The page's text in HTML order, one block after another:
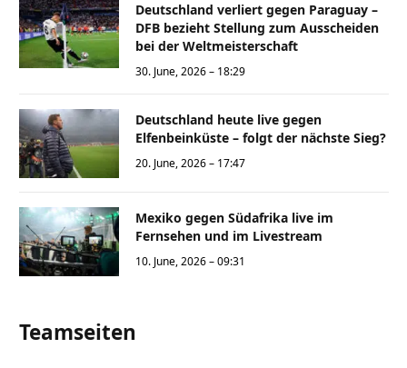
Deutschland verliert gegen Paraguay –
DFB bezieht Stellung zum Ausscheiden
bei der Weltmeisterschaft
30. June, 2026 – 18:29
Deutschland heute live gegen
Elfenbeinküste – folgt der nächste Sieg?
20. June, 2026 – 17:47
Mexiko gegen Südafrika live im
Fernsehen und im Livestream
10. June, 2026 – 09:31
Teamseiten